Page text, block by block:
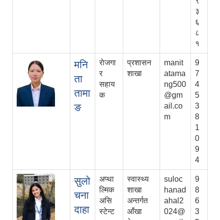
३
६
८
१
मनि
ता
तामा
ङ
राेजगा
र
सहाय
क
प्रशासन
शाखा
manit
atama
ng500
@gm
ail.co
m
9
7
4
5
3
8
1
0
9
4
सुलो
चना
दाहा
अप्था
ल्मिक
असि
स्टेन्ट
स्वास्थ्य
शाखा
अन्तर्गत
आँखा
suloc
hanad
ahal2
024@
9
8
6
3